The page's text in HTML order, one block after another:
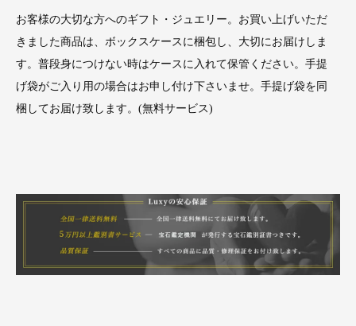
お客様の大切な方へのギフト・ジュエリー。お買い上げいただ
きました商品は、ボックスケースに梱包し、大切にお届けしま
す。普段身につけない時はケースに入れて保管ください。手提
げ袋がご入り用の場合はお申し付け下さいませ。手提げ袋を同
梱してお届け致します。(無料サービス)